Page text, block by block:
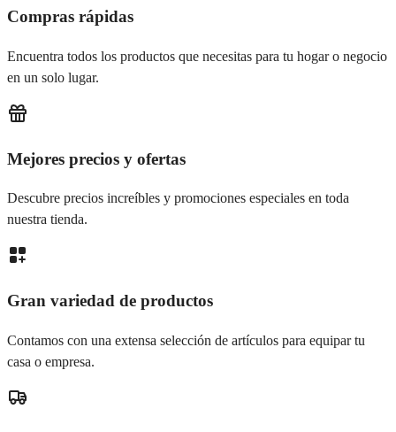
Compras rápidas
Encuentra todos los productos que necesitas para tu hogar o negocio
en un solo lugar.
Mejores precios y ofertas
Descubre precios increíbles y promociones especiales en toda
nuestra tienda.
Gran variedad de productos
Contamos con una extensa selección de artículos para equipar tu
casa o empresa.